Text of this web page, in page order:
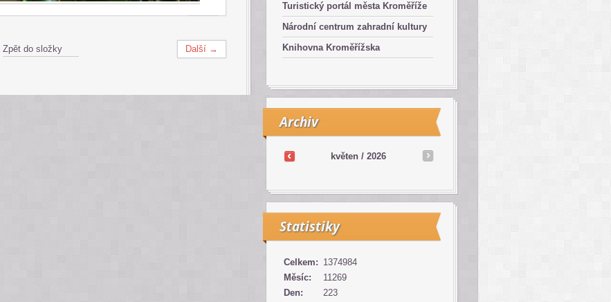
Další →
Zpět do složky
Turistický portál města Kroměříže
Národní centrum zahradní kultury
Knihovna Kroměřížska
Archiv
květen / 2026
Statistiky
Celkem: 1374984
Měsíc:
11269
Den:
223